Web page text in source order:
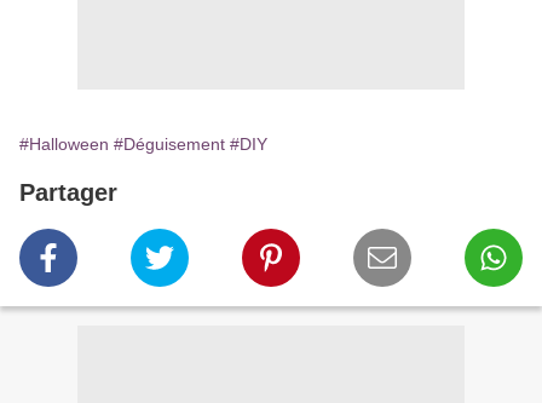
#Halloween #Déguisement #DIY
Partager